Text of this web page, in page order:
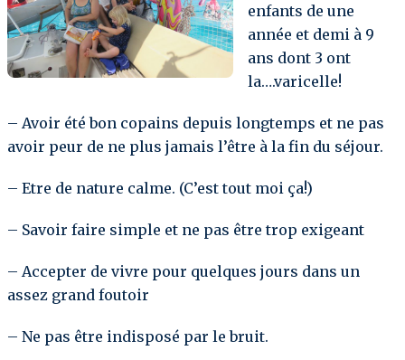
enfants de une
année et demi à 9
ans dont 3 ont
la….varicelle!
– Avoir été bon copains depuis longtemps et ne pas
avoir peur de ne plus jamais l’être à la fin du séjour.
– Etre de nature calme. (C’est tout moi ça!)
– Savoir faire simple et ne pas être trop exigeant
– Accepter de vivre pour quelques jours dans un
assez grand foutoir
– Ne pas être indisposé par le bruit.